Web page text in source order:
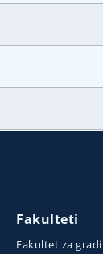
Fakulteti
Fakultet za